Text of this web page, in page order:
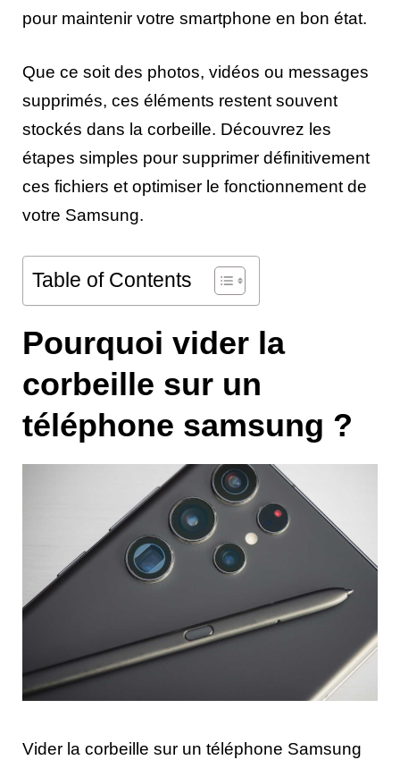
pour maintenir votre smartphone en bon état.
Que ce soit des photos, vidéos ou messages
supprimés, ces éléments restent souvent
stockés dans la corbeille. Découvrez les
étapes simples pour supprimer définitivement
ces fichiers et optimiser le fonctionnement de
votre Samsung.
Table of Contents
Pourquoi vider la
corbeille sur un
téléphone samsung ?
Vider la corbeille sur un téléphone Samsung